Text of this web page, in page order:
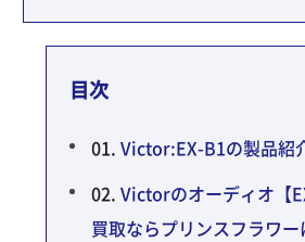
目次
Victor:EX-B1の製品紹
Victorのオーディオ【
買取ならプリンスフラワ